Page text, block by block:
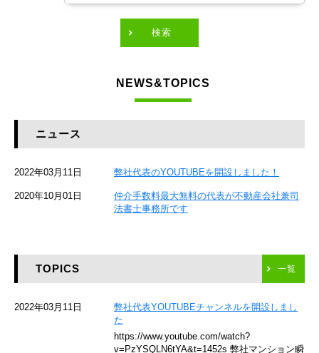
JR総武本線
京成本線
東海道新幹線
検索
NEWS&TOPICS
ニュース
2022年03月11日 弊社代表のYOUTUBEを開設しました！
2020年10月01日
仲介手数料最大無料の代表が不動産会社兼司
法書士事務所です
TOPICS 一覧
2022年03月11日
弊社代表YOUTUBEチャンネルを開設しまし
た
https://www.youtube.com/watch?
v=PzYSQLN6tYA&t=1452s 弊社マンション瞬